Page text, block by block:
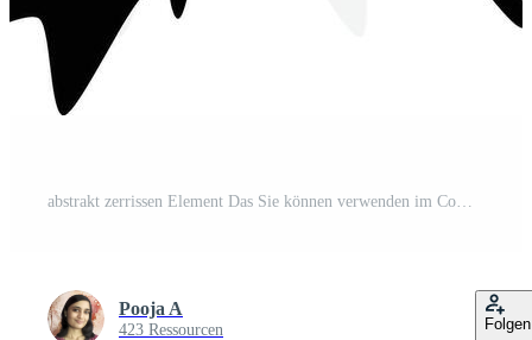
Pooja A
423 Ressourcen Folgen